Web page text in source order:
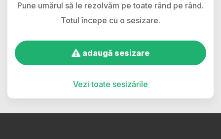
Pune umărul să le rezolvăm pe toate rând pe rând.
Totul începe cu o sesizare.
adaugă sesizare
Vezi toate sesizările